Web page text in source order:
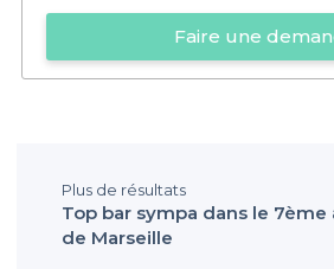
Faire une
Plus de résultats
Top bar sympa dans le
de Marseille